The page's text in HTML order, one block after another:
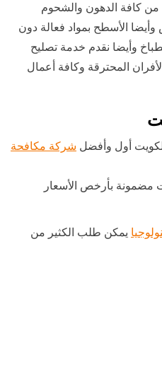
من كافة الدهون والشحوم
وأيضا الأسطح بمواد فعالة دون
وأيضا نقدم خدمة تصليح
المحترقة وكافة أعمال
أول وأفضل شركة مكافحة
بأرخص الأسعار
يمكن طلب الكثير من